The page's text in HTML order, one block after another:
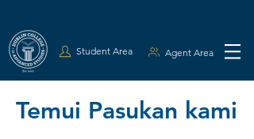
Student Area Agent Area
Temui Pasukan kami